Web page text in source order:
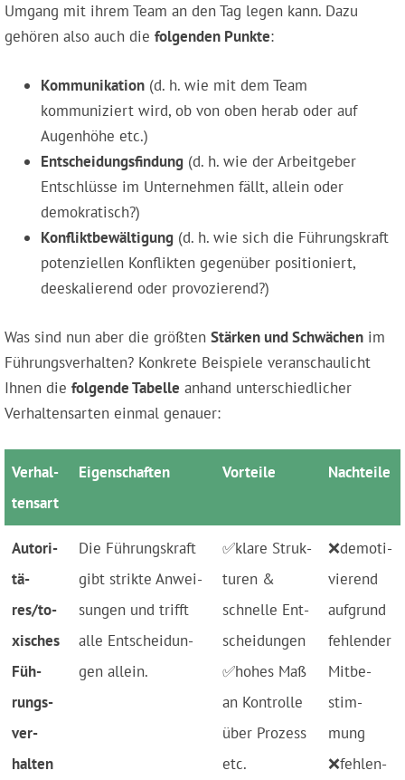
Umgang mit ihrem Team an den Tag legen kann. Dazu
gehören also auch die folgenden Punkte:
Kommunikation (d. h. wie mit dem Team
kommuniziert wird, ob von oben herab oder auf
Augenhöhe etc.)
Entscheidungsfindung (d. h. wie der Arbeitgeber
Entschlüsse im Unternehmen fällt, allein oder
demokratisch?)
Konfliktbewältigung (d. h. wie sich die Führungskraft
potenziellen Konflikten gegenüber positioniert,
deeskalierend oder provozierend?)
Was sind nun aber die größten Stärken und Schwächen im
Führungsverhalten? Konkrete Beispiele veranschaulicht
Ihnen die folgende Tabelle anhand unterschiedlicher
Verhaltensarten einmal genauer:
Ver­hal­
tens­art
Ei­gen­schaf­ten Vor­tei­le Nach­tei­le
Au­to­ri­
tä­
res­/to­
xi­sches
Füh­
rungs­
ver­
halten
Die Füh­rungs­kraft
gibt strik­te An­wei­
sun­gen und trifft
al­le Ent­schei­dun­
gen al­lein.
✅kla­re Struk­
tu­ren &
schnel­le Ent­
schei­dun­gen
✅ho­hes Maß
an Kon­trol­le
über Pro­zess
etc.
❌de­mo­ti­
vie­rend
auf­grund
feh­len­der
Mit­be­
stim­
mung
❌feh­len­